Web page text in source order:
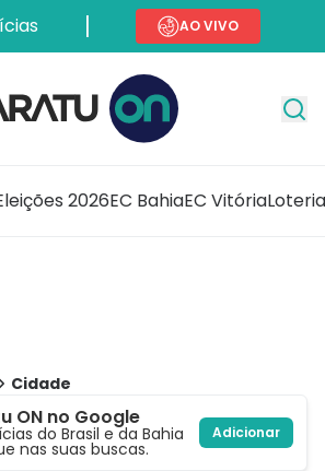
AO VIVO
2026EC BahiaEC Vitória
Cidade
ON no Google
do Brasil e da Bahia
nas suas buscas.
Adicionar